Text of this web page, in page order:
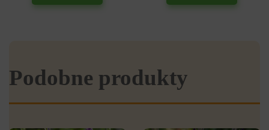
Podobne produkty